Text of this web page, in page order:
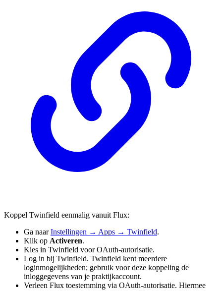
Koppel Twinfield eenmalig vanuit Flux:
Ga naarInstellingen → Apps → Twinfield.
Klik op Activeren.
Kies in Twinfield voor OAuth-autorisatie.
Log in bij Twinfield. Twinfield kent meerdere
loginmogelijkheden; gebruik voor deze koppeling de
inloggegevens van je praktijkaccount.
Verleen Flux toestemming via OAuth-autorisatie. Hiermee